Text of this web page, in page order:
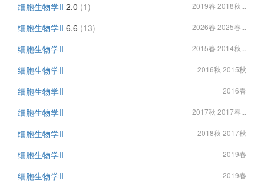
细胞生物学II 2.0 (1) 2019春 2018秋...
细胞生物学II 6.6 (13) 2026春 2025春...
细胞生物学II 2015春 2014秋...
细胞生物学II 2016秋 2015秋
细胞生物学II 2016春
细胞生物学II 2017秋 2017春...
细胞生物学II 2018秋 2017秋
细胞生物学II 2019春
细胞生物学II 2019春